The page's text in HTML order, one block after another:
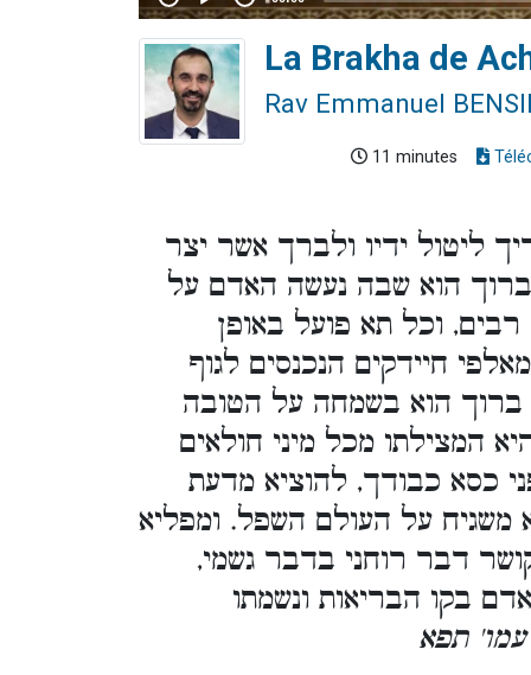
La Brakha de
Rav Emmanuel
11 minutes
ליטול ידיו ולברך אשר יצר
ברוך הוא שבה נעשה האדם על
רבים, וכל תא פועל באופן
חיידקים הנכנסים לגוף
ברוך הוא בשמחה על הטובה
המצילתו מכל מיני חולאים
כסא כבודך, להוציא מדעת
משגיח על העולם השפל. ומפליא
דבר רוחני בדבר גשמי,
בקו הבריאות ונשמתו
תפא